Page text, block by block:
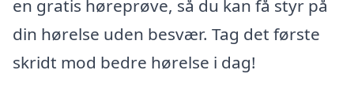
en gratis høreprøve, så du kan få styr på
din hørelse uden besvær. Tag det første
skridt mod bedre hørelse i dag!